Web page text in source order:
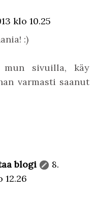
klo 10.25
:)
sivuilla, käy
varmasti saanut
blogi
8.